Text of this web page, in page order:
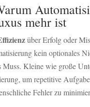
mehr ist
über Erfolg oder
kein optionales
Muss. Kleine wie große
um repetitive
Fehler zu